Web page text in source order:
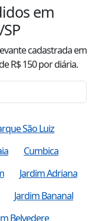
em
cadastrada em
R$150por diária.
São Luiz
Cumbica
Jardim Adriana
Jardim Bananal
Belvedere